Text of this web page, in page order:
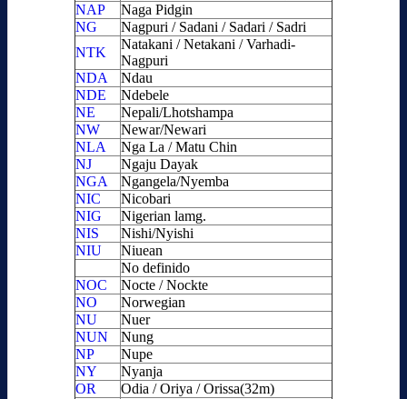
NAP
Naga Pidgin
NG
Nagpuri / Sadani / Sadari / Sadri
NTK
Natakani / Netakani / Varhadi-
Nagpuri
NDA
Ndau
NDE
Ndebele
NE
Nepali/Lhotshampa
NW
Newar/Newari
NLA
Nga La / Matu Chin
NJ
Ngaju Dayak
NGA
Ngangela/Nyemba
NIC
Nicobari
NIG
Nigerian lamg.
NIS
Nishi/Nyishi
NIU
Niuean
No definido
NOC
Nocte / Nockte
NO
Norwegian
NU
Nuer
NUN
Nung
NP
Nupe
NY
Nyanja
OR
Odia / Oriya / Orissa(32m)